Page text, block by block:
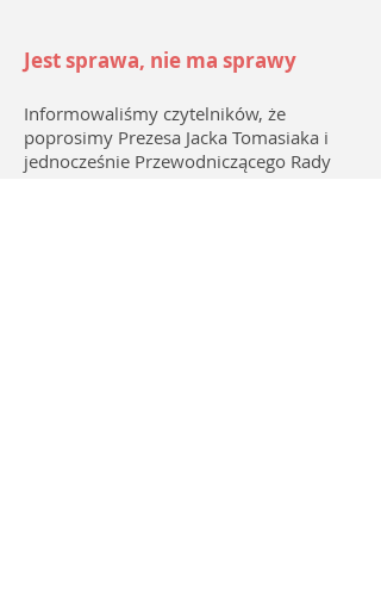
Jest sprawa, nie ma sprawy
Informowaliśmy czytelników, że
poprosimy Prezesa Jacka Tomasiaka i
jednocześnie Przewodniczącego Rady